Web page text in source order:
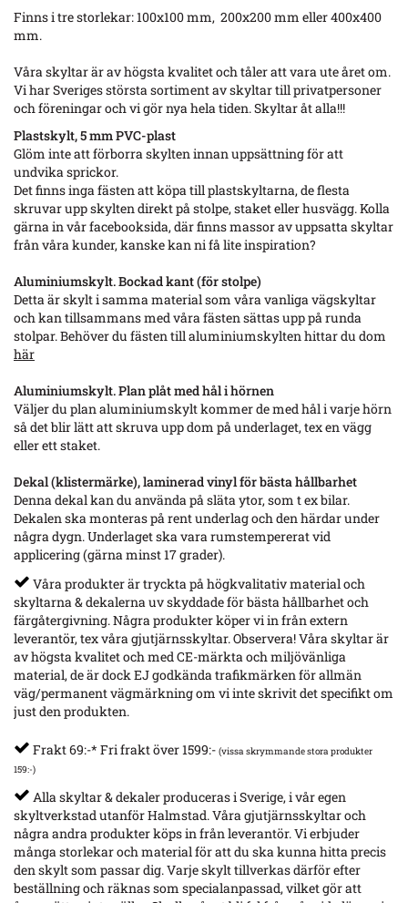
Finns i tre storlekar: 100x100 mm, 200x200 mm eller 400x400
mm.
Våra skyltar är av högsta kvalitet och tåler att vara ute året om.
Vi har Sveriges största sortiment av skyltar till privatpersoner
och föreningar och vi gör nya hela tiden. Skyltar åt alla!!!
Plastskylt, 5 mm PVC-plast
Glöm inte att förborra skylten innan uppsättning för att
undvika sprickor.
Det finns inga fästen att köpa till plastskyltarna, de flesta
skruvar upp skylten direkt på stolpe, staket eller husvägg. Kolla
gärna in vår facebooksida, där finns massor av uppsatta skyltar
från våra kunder, kanske kan ni få lite inspiration?
Aluminiumskylt. Bockad kant (för stolpe)
Detta är skylt i samma material som våra vanliga vägskyltar
och kan tillsammans med våra fästen sättas upp på runda
stolpar. Behöver du fästen till aluminiumskylten hittar du dom
här
Aluminiumskylt. Plan plåt med hål i hörnen
Väljer du plan aluminiumskylt kommer de med hål i varje hörn
så det blir lätt att skruva upp dom på underlaget, tex en vägg
eller ett staket.
Dekal (klistermärke), laminerad vinyl för bästa hållbarhet
Denna dekal kan du använda på släta ytor, som t ex bilar.
Dekalen ska monteras på rent underlag och den härdar under
några dygn. Underlaget ska vara rumstempererat vid
applicering (gärna minst 17 grader).
Våra produkter är tryckta på högkvalitativ material och
skyltarna & dekalerna uv skyddade för bästa hållbarhet och
färgåtergivning. Några produkter köper vi in från extern
leverantör, tex våra gjutjärnsskyltar. Observera! Våra skyltar är
av högsta kvalitet och med CE-märkta och miljövänliga
material, de är dock EJ godkända trafikmärken för allmän
väg/permanent vägmärkning om vi inte skrivit det specifikt om
just den produkten.
Frakt 69:-* Fri frakt över 1599:- (vissa skrymmande stora produkter
159:-)
Alla skyltar & dekaler produceras i Sverige, i vår egen
skyltverkstad utanför Halmstad. Våra gjutjärnsskyltar och
några andra produkter köps in från leverantör. Vi erbjuder
många storlekar och material för att du ska kunna hitta precis
den skylt som passar dig. Varje skylt tillverkas därför efter
beställning och räknas som specialanpassad, vilket gör att